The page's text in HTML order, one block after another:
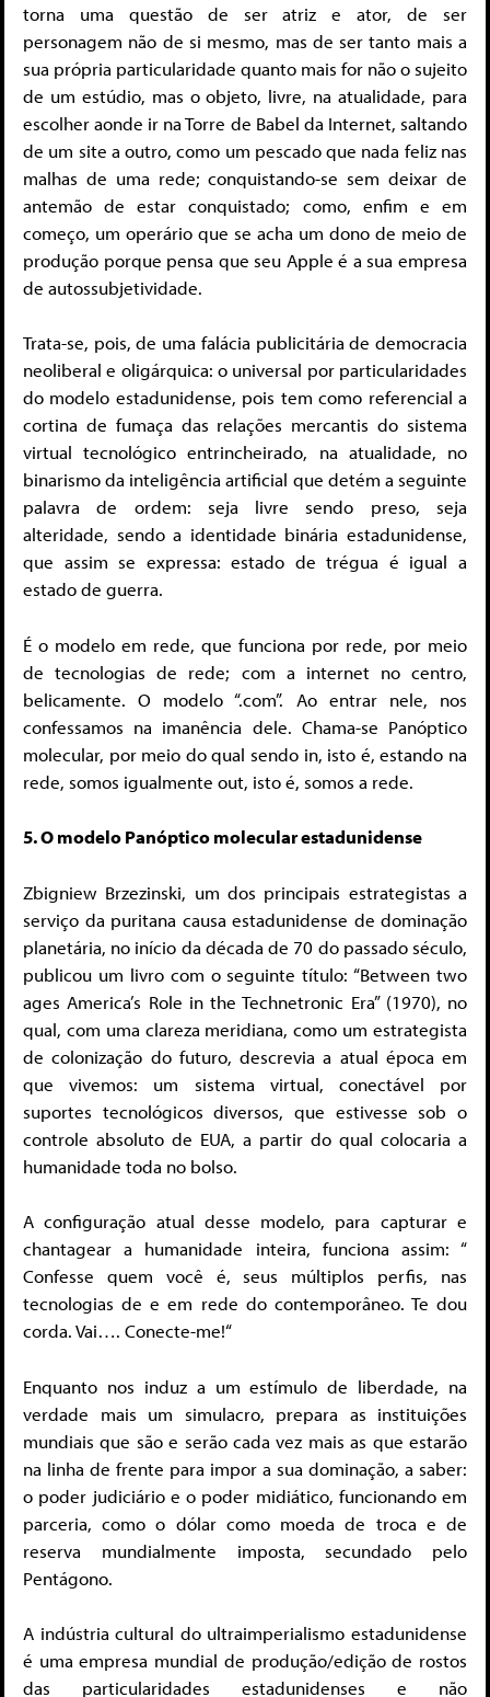
torna uma questão de ser atriz e ator, de ser
personagem não de si mesmo, mas de ser tanto mais a
sua própria particularidade quanto mais for não o sujeito
de um estúdio, mas o objeto, livre, na atualidade, para
escolher aonde ir na Torre de Babel da Internet, saltando
de um site a outro, como um pescado que nada feliz nas
malhas de uma rede; conquistando-se sem deixar de
antemão de estar conquistado; como, enfim e em
começo, um operário que se acha um dono de meio de
produção porque pensa que seu Apple é a sua empresa
de autossubjetividade.
Trata-se, pois, de uma falácia publicitária de democracia
neoliberal e oligárquica: o universal por particularidades
do modelo estadunidense, pois tem como referencial a
cortina de fumaça das relações mercantis do sistema
virtual tecnológico entrincheirado, na atualidade, no
binarismo da inteligência artificial que detém a seguinte
palavra de ordem: seja livre sendo preso, seja
alteridade, sendo a identidade binária estadunidense,
que assim se expressa: estado de trégua é igual a
estado de guerra.
É o modelo em rede, que funciona por rede, por meio
de tecnologias de rede; com a internet no centro,
belicamente. O modelo “.com”. Ao entrar nele, nos
confessamos na imanência dele. Chama-se Panóptico
molecular, por meio do qual sendo in, isto é, estando na
rede, somos igualmente out, isto é, somos a rede.
5. O modelo Panóptico molecular estadunidense
Zbigniew Brzezinski, um dos principais estrategistas a
serviço da puritana causa estadunidense de dominação
planetária, no início da década de 70 do passado século,
publicou um livro com o seguinte título: “Between two
ages America’s Role in the Technetronic Era” (1970), no
qual, com uma clareza meridiana, como um estrategista
de colonização do futuro, descrevia a atual época em
que vivemos: um sistema virtual, conectável por
suportes tecnológicos diversos, que estivesse sob o
controle absoluto de EUA, a partir do qual colocaria a
humanidade toda no bolso.
A configuração atual desse modelo, para capturar e
chantagear a humanidade inteira, funciona assim: “
Confesse quem você é, seus múltiplos perfis, nas
tecnologias de e em rede do contemporâneo. Te dou
corda. Vai…. Conecte-me!“
Enquanto nos induz a um estímulo de liberdade, na
verdade mais um simulacro, prepara as instituições
mundiais que são e serão cada vez mais as que estarão
na linha de frente para impor a sua dominação, a saber:
o poder judiciário e o poder midiático, funcionando em
parceria, como o dólar como moeda de troca e de
reserva mundialmente imposta, secundado pelo
Pentágono.
A indústria cultural do ultraimperialismo estadunidense
é uma empresa mundial de produção/edição de rostos
das particularidades estadunidenses e não